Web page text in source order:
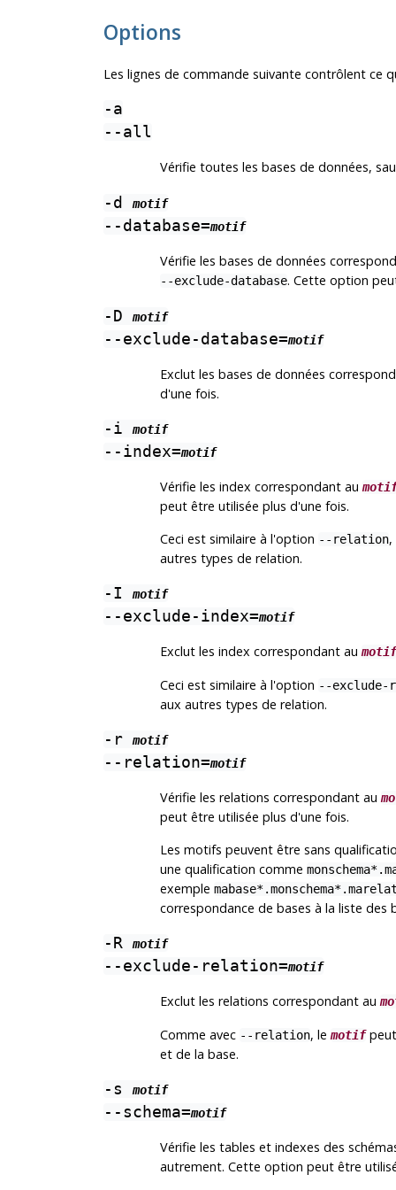
Options
Les lignes de commande suivante contrôlent ce
-a
--all
Vérifie toutes les bases de données,
-dmotif
--database=motif
Vérifie les bases de données
--exclude-database. Cette option
-Dmotif
--exclude-database=motif
Exclut les bases de données
d'une fois.
-imotif
--index=motif
Vérifie les index correspondant au
peut être utilisée plus d'une fois.
Ceci est similaire à l'option --relation,
autres types de relation.
-Imotif
--exclude-index=motif
Exclut les index correspondant aumotif
Ceci est similaire à l'option --exclude-
aux autres types de relation.
-rmotif
--relation=motif
Vérifie les relations correspondant au
peut être utilisée plus d'une fois.
Les motifs peuvent être sans
une qualification comme
exemple
correspondance de bases à la liste des
-Rmotif
--exclude-relation=motif
Exclut les relations correspondant au
Comme avec --relation, lemotifpeut
et de la base.
-smotif
--schema=motif
Vérifie les tables et indexes des
autrement. Cette option peut être